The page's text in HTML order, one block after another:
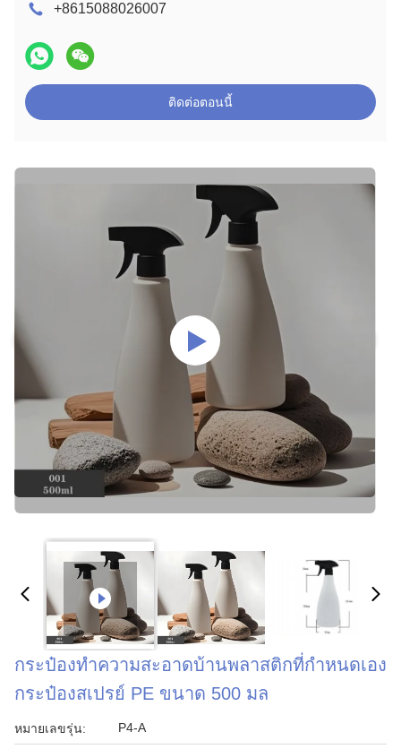
+8615088026007
ติดต่อตอนนี้
กระป๋องทําความสะอาดบ้านพลาสติกที่กําหนดเอง
กระป๋องสเปรย์ PE ขนาด 500 มล
หมายเลขรุ่น: P4-A